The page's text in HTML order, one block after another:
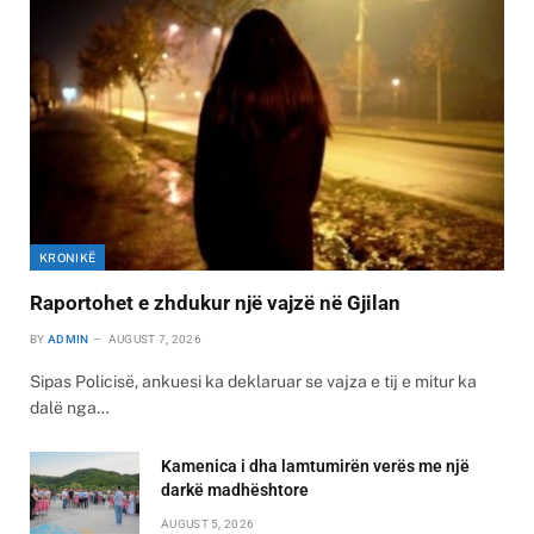
KRONIKË
Raportohet e zhdukur një vajzë në Gjilan
BY ADMIN AUGUST 7, 2026
Sipas Policisë, ankuesi ka deklaruar se vajza e tij e mitur ka
dalë nga…
Kamenica i dha lamtumirën verës me një
darkë madhështore
AUGUST 5, 2026